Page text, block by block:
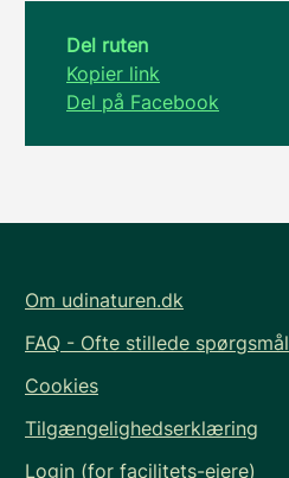
Del ruten
Kopier link
Del på Facebook
Om udinaturen.dk
FAQ - Ofte stillede spørgsmål
Cookies
Tilgængelighedserklæring
Login (for facilitets-ejere)